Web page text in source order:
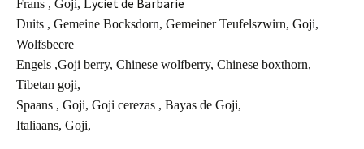
Frans , Goji, Lyciet de Barbarie
Duits , Gemeine Bocksdorn, Gemeiner Teufelszwirn, Goji,
Wolfsbeere
Engels ,Goji berry, Chinese wolfberry, Chinese boxthorn,
Tibetan goji,
Spaans , Goji, Goji cerezas , Bayas de Goji,
Italiaans, Goji,